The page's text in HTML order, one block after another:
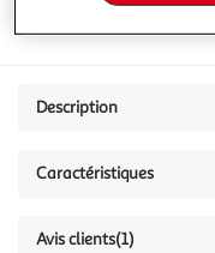
Description
Caractéristiques
Avis clients(1)